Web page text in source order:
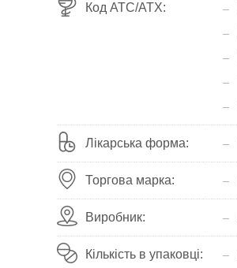
Код АТС/ATX:
Лікарська форма:
Торгова марка:
Виробник:
Кількість в упаковці: